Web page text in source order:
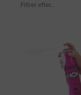
Filtrer efter...